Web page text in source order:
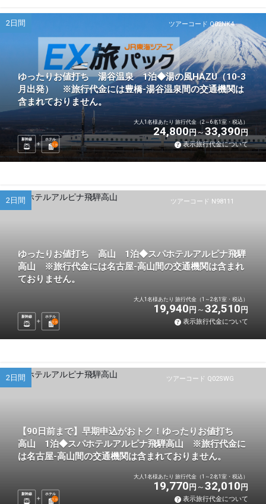
ツアーコード Q02NK4
2日間
ゆったりお値打ち 湯谷温泉 1泊◆湯の風HAZU（10-3
月出発） ※旅行代金には豊橋-湯谷温泉間の交通機関は
含まれておりません。
新幹線
ホテル
1 泊
大人1名様あたり 旅行代金（2～6名1室・税込）
24,800円 33,390円
表示旅行代金について
ツアーコード N98111
2日間
ゆったりお値打ち 高山 1泊◆スパホテルアルピナ飛騨
高山 ※旅行代金には名古屋-高山間の交通機関は含まれ
ておりません。
新幹線
ホテル
1 泊
大人1名様あたり 旅行代金（1～2名1室・税込）
19,940 円 32,510 円
表示旅行代金について
ツアーコード Q02SWG
2日間
【90日前まで】早期申込がおトク！ゆったりお値打ち
高山 1泊◆スパホテルアルピナ飛騨高山 ※旅行代金に
は名古屋-高山間の交通機関は含まれておりません。
新幹線
ホテル
1 泊
大人1名様あたり 旅行代金（1～2名1室・税込）
19,770 円 32,010 円
表示旅行代金について